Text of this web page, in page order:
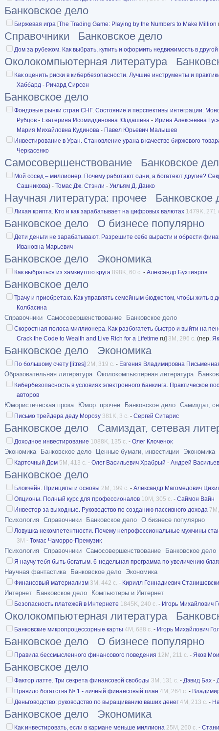
Банковское дело
Биржевая игра [The Trading Game: Playing by the Numbers to Make Million
Справочники Банковское дело
Дом за рубежом. Как выбрать, купить и оформить недвижимость в
Околокомпьютерная литература
Как оценить риски в кибербезопасности. Лучшие инструменты и
Хаббард - Ричард Сирсен
Банковское дело
Фондовые рынки стран СНГ. Состояние и перспективы интеграции.
Рубцов - Екатерина Исомиддиновна Юлдашева - Ирина Алексеевна
Мария Михайловна Кудинова - Павел Юрьевич Малышев
Инвестирование в Уран. Становление урана в качестве биржевого
Черкасенко
Самосовершенствование Банковское
Мой сосед – миллионер. Почему работают одни, а богатеют другие?
Сашникова) - Томас Дж. Стэнли - Уильям Д. Данко
Научная литература: прочее Банковское
Лихая крипта. Кто и как зарабатывает на цифровых валютах 1479K, 271
Банковское дело О бизнесе популярно
Дети деньги не зарабатывают. Разрешите себе вырасти и обрести
Ивановна Марьевич
Банковское дело Экономика
Как выбраться из замкнутого круга 898K, 60 с. - Александр Бухтияров
Банковское дело
Трачу и приобретаю. Как управлять семейным бюджетом, чтобы жить в
Колбасина
Справочники Самосовершенствование Банковское дело
Скоростная полоса миллионера. Как разбогатеть быстро и выйти на
Crack the Code to Wealth and Live Rich for a Lifetime ru] 3M, 296 с. (пер.
Банковское дело Экономика
По большому счету [litres] 2M, 319 с. - Евгения Владимировна
Образовательная литература Околокомпьютерная литература
Кибербезопасность в условиях электронного банкинга. Практическое
авторов
Юмористическая проза Юмор: прочее Банковское дело Самиздат,
Письмо трейдера деду Морозу 381K, 3 с. - Сергей Ситарис
Банковское дело Самиздат, сетевая
Доходное инвестирование 1088K, 135 с. - Олег Клоченок
Экономика Банковское дело Ценные бумаги, инвестиции Экономика
Карточный Дом 5M, 413 с. - Олег Васильевич Храбрый - Андрей
Банковское дело
Блокчейн. Принципы и основы 2M, 199 с. - Александр Магомедович
Опционы. Полный курс для профессионалов 10M, 305 с. - Саймон Вайн
Инвестор за выходные. Руководство по созданию пассивного дохода
Психология Справочники Банковское дело О бизнесе популярно
Ловушка некомпетентности. Почему непрофессиональные мужчины
3M - Томас Чаморро-Премузик
Психология Справочники Самосовершенствование Банковское дело
Я научу тебя быть богатым. 6-недельная программа по увеличению
Научная фантастика Банковское дело Экономика
Финансовый материализм 3M, 442 с. - Кирилл Геннадиевич
Интернет Банковское дело Компьютеры и Интернет
Безопасность платежей в Интернете 1845K, 240 с. - Игорь Михайлович
Околокомпьютерная литература
Банковские микропроцессорные карты 4M, 688 с. - Игорь Михайлович
Банковское дело О бизнесе популярно
Правила бессмысленного финансового поведения 12M, 211 с. - Яков
Банковское дело
Фактор латте. Три секрета финансовой свободы 3M, 131 с. - Дэвид Бах -
Правило богатства № 1 - личный финансовый план 4M, 264 с. -
Деньговодство: руководство по выращиванию ваших денег 4M, 213 с. -
Банковское дело Экономика
Как инвестировать, если в кармане меньше миллиона 25M, 260 с. -